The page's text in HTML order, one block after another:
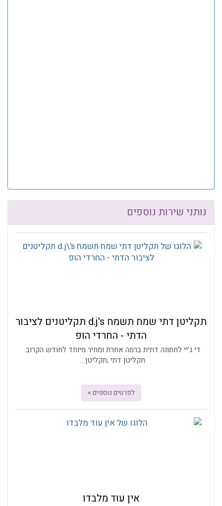
נותני שירות נוספים
תקליטן דתי שמח תשמח d.j's תקליטנים לציבור
הדתי - החרדי הופ
די ג'יי לחתונה דתית ברמה אחרת ומחיר מיוחד לחודש הקרוב
תקליטן דתי ,תקליטן...
לפרטים נוספים »
אין עוד מלבדו